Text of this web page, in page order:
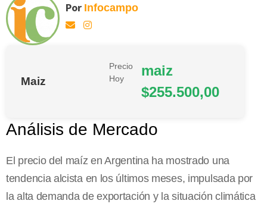
Por Infocampo
Maiz
Precio
Hoy
maiz
$255.500,00
Análisis de Mercado
El precio del maíz en Argentina ha mostrado una
tendencia alcista en los últimos meses, impulsada por
la alta demanda de exportación y la situación climática